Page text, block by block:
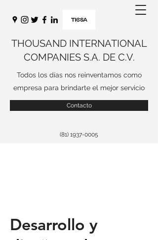
THOUSAND INTERNATIONAL
COMPANIES S.A. DE C.V.
Todos los días nos reinventamos como
empresa para brindarte el mejor servicio
Contacto
(81) 1937-0005
Desarrollo y